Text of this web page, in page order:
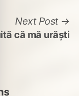
Next Post
că mă urăști